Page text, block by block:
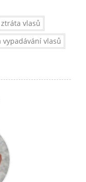
ztráta vlasů
vypadávání vlasů